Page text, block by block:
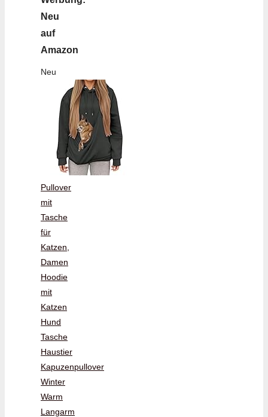
Neu
auf
Amazon
Neu
Pullover
mit
Tasche
für
Katzen,
Damen
Hoodie
mit
Katzen
Hund
Tasche
Haustier
Kapuzenpullover
Winter
Warm
Langarm